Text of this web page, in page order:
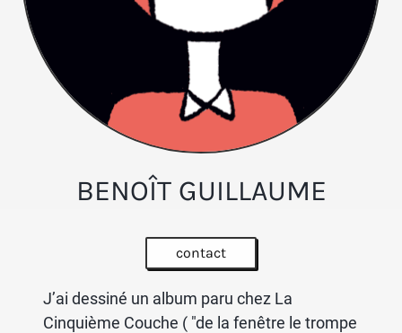
BENOÎT GUILLAUME
contact
J’ai dessiné un album paru chez La
Cinquième Couche ( "de la fenêtre le trompe